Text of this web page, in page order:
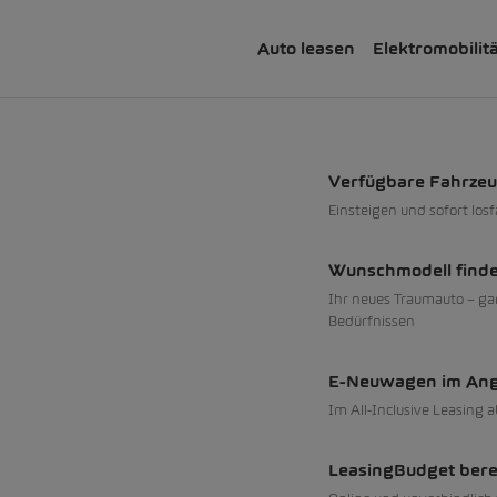
Auto leasen
Verfügbare
Einsteigen und sofort
Wunschmodell
Ihr neues Traumauto –
Bedürfnissen
E-Neuwagen im
Im All-Inclusive Leasing
LeasingBudget